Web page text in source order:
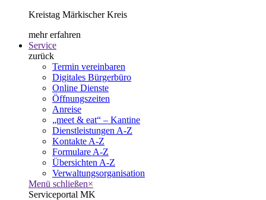
Kreistag Märkischer Kreis
mehr erfahren
Service
zurück
Termin vereinbaren
Digitales Bürgerbüro
Online Dienste
Öffnungszeiten
Anreise
„meet & eat“ – Kantine
Dienstleistungen A-Z
Kontakte A-Z
Formulare A-Z
Übersichten A-Z
Verwaltungsorganisation
Menü schließen×
Serviceportal MK